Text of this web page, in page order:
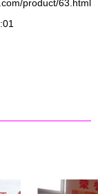
product/63.html